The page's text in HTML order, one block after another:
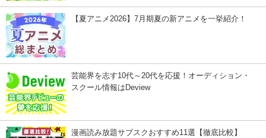
【夏アニメ2026】7月期夏の新アニメを一挙紹介！
芸能界を志す10代～20代を応援！オーディション・
スクール情報はDeview
漫画読み放題サブスクおすすめ11選【徹底比較】